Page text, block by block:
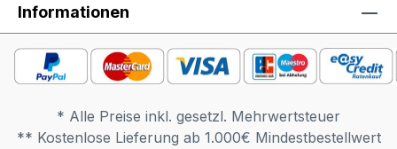
Informationen
* Alle Preise inkl. gesetzl. Mehrwertsteuer
** Kostenlose Lieferung ab 1.000€ Mindestbestellwert